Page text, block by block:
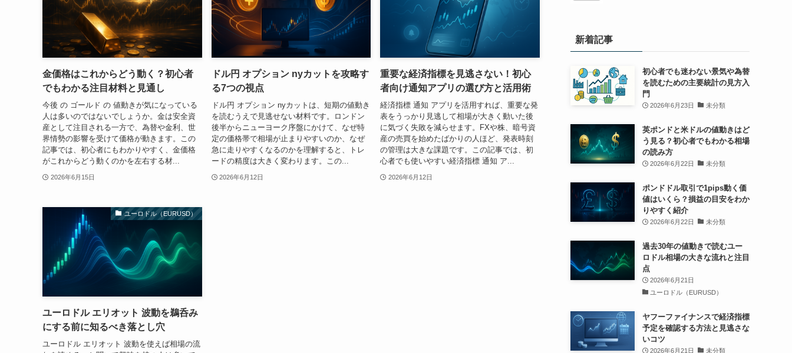
金価格はこれからどう動く？初心者
でもわかる注目材料と見通し
今後 の ゴールド の 値動きが気になっている
人は多いのではないでしょうか。金は安全資
産として注目される一方で、為替や金利、世
界情勢の影響を受けて価格が動きます。この
記事では、初心者にもわかりやすく、金価格
がこれからどう動くのかを左右する材...
2026年6月15日
ドル円 オプション nyカットを攻略す
る7つの視点
ドル円 オプション nyカットは、短期の値動き
を読むうえで見逃せない材料です。ロンドン
後半からニューヨーク序盤にかけて、なぜ特
定の価格帯で相場が止まりやすいのか、なぜ
急に走りやすくなるのかを理解すると、トレ
ードの精度は大きく変わります。この...
2026年6月12日
重要な経済指標を見逃さない！初心
者向け通知アプリの選び方と活用術
経済指標 通知 アプリを活用すれば、重要な発
表をうっかり見逃して相場が大きく動いた後
に気づく失敗を減らせます。FXや株、暗号資
産の売買を始めたばかりの人ほど、発表時刻
の管理は大きな課題です。この記事では、初
心者でも使いやすい経済指標 通知 ア...
2026年6月12日
ユーロドル（EURUSD）
ユーロドル エリオット 波動を鵜呑み
にする前に知るべき落とし穴
ユーロドル エリオット 波動を使えば相場の流
新着記事
初心者でも迷わない景気や為替
を読むための主要統計の見方入
門
2026年6月23日 未分類
英ポンドと米ドルの値動きはど
う見る？初心者でもわかる相場
の読み方
2026年6月22日 未分類
ポンドドル取引で1pips動く価
値はいくら？損益の目安をわか
りやすく紹介
2026年6月22日 未分類
過去30年の値動きで読むユー
ロドル相場の大きな流れと注目
点
2026年6月21日
ユーロドル（EURUSD）
ヤフーファイナンスで経済指標
予定を確認する方法と見逃さな
いコツ
2026年6月21日 未分類